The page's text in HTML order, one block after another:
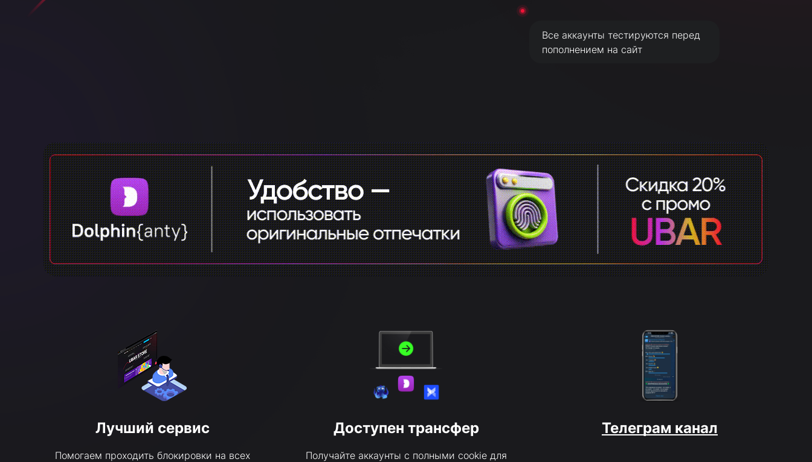
Все аккаунты тестируются перед
пополнением на сайт
Лучший сервис
Помогаем проходить блокировки на всех
Доступен трансфер
Получайте аккаунты с полными cookie для
Телеграм канал